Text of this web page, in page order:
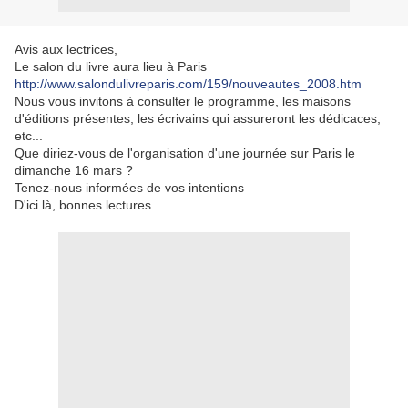
Avis aux lectrices,
Le salon du livre aura lieu à Paris
http://www.salondulivreparis.com/159/nouveautes_2008.htm
Nous vous invitons à consulter le programme, les maisons
d'éditions présentes, les écrivains qui assureront les dédicaces,
etc...
Que diriez-vous de l'organisation d'une journée sur Paris le
dimanche 16 mars ?
Tenez-nous informées de vos intentions
D'ici là, bonnes lectures